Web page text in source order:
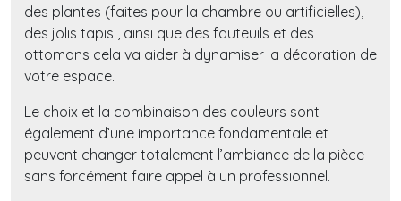
des plantes (faites pour la chambre ou artificielles),
des jolis tapis , ainsi que des fauteuils et des
ottomans cela va aider à dynamiser la décoration de
votre espace.
Le choix et la combinaison des couleurs sont
également d’une importance fondamentale et
peuvent changer totalement l’ambiance de la pièce
sans forcément faire appel à un professionnel.